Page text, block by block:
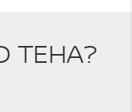
TEHA?